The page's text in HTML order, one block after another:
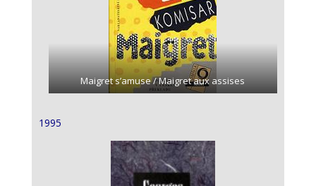
Maigret s’amuse / Maigret aux assises
1995